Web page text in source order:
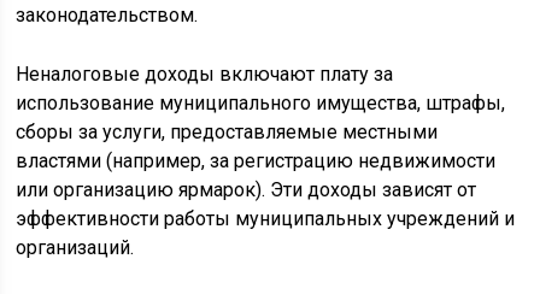
законодательством.
Неналоговые доходы включают плату за
использование муниципального имущества, штрафы,
сборы за услуги, предоставляемые местными
властями (например, за регистрацию недвижимости
или организацию ярмарок). Эти доходы зависят от
эффективности работы муниципальных учреждений и
организаций.